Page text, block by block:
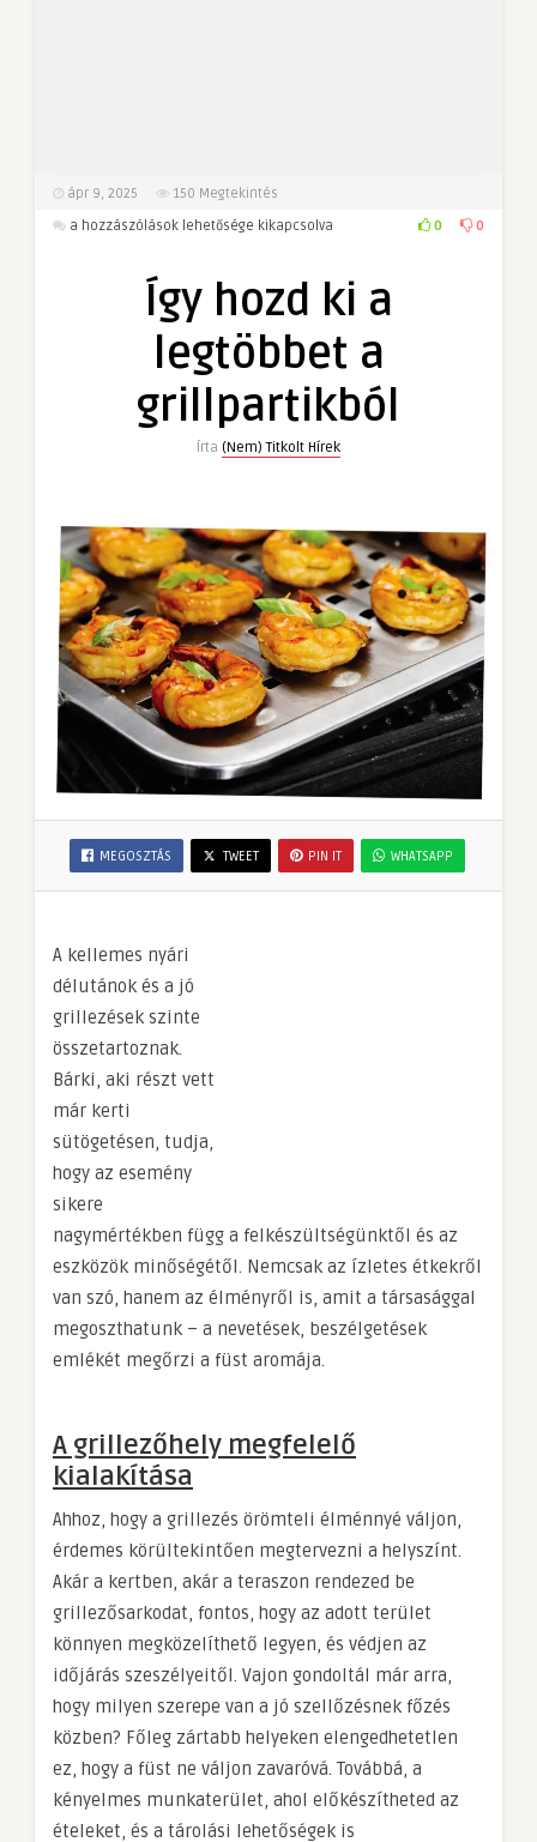
ápr 9, 2025 150 Megtekintés
Így
bejegyzéshez
a hozzászólások lehetősége kikapcsolva 0 0
Így hozd ki a
legtöbbet a
grillpartikból
Írta (Nem) Titkolt Hírek
MEGOSZTÁS TWEET PIN IT WHATSAPP
A kellemes nyári
délutánok és a jó
grillezések szinte
összetartoznak.
Bárki, aki részt vett
már kerti
sütögetésen, tudja,
hogy az esemény
sikere
nagymértékben függ a felkészültségünktől és az
eszközök minőségétől. Nemcsak az ízletes étkekről
van szó, hanem az élményről is, amit a társasággal
megoszthatunk – a nevetések, beszélgetések
emlékét megőrzi a füst aromája.
A grillezőhely megfelelő
kialakítása
Ahhoz, hogy a grillezés örömteli élménnyé váljon,
érdemes körültekintően megtervezni a helyszínt.
Akár a kertben, akár a teraszon rendezed be
grillezősarkodat, fontos, hogy az adott terület
könnyen megközelíthető legyen, és védjen az
időjárás szeszélyeitől. Vajon gondoltál már arra,
hogy milyen szerepe van a jó szellőzésnek főzés
közben? Főleg zártabb helyeken elengedhetetlen
ez, hogy a füst ne váljon zavaróvá. Továbbá, a
kényelmes munkaterület, ahol előkészítheted az
ételeket, és a tárolási lehetőségek is